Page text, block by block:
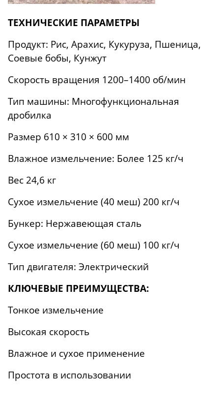
ТЕХНИЧЕСКИЕ ПАРАМЕТРЫ
Продукт: Рис, Арахис, Кукуруза, Пшеница,
Соевые бобы, Кунжут
Скорость вращения 1200–1400 об/мин
Тип машины: Многофункциональная
дробилка
Размер 610 × 310 × 600 мм
Влажное измельчение: Более 125 кг/ч
Вес 24,6 кг
Сухое измельчение (40 меш) 200 кг/ч
Бункер: Нержавеющая сталь
Сухое измельчение (60 меш) 100 кг/ч
Тип двигателя: Электрический
КЛЮЧЕВЫЕ ПРЕИМУЩЕСТВА:
Тонкое измельчение
Высокая скорость
Влажное и сухое применение
Простота в использовании